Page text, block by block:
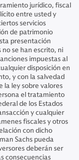
jurídico, fiscal
entre usted y
servicios
de patrimonio
presentación
se han escrito, ni
impuestas al
disposición en
y con la salvedad
la ley sobre valores
el tratamiento
de los Estados
y cualquier
fiscales y otros
con dicho
Sachs pueda
deberán ser
consecuencias